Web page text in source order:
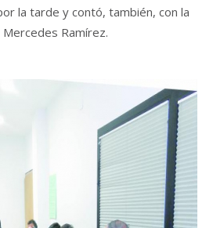
la tarde y contó, también, con la
Ramírez.